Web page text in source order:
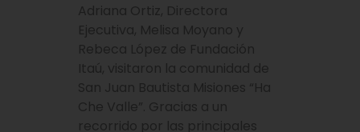
Adriana Ortiz, Directora
Ejecutiva, Melisa Moyano y
Rebeca López de Fundación
Itaú, visitaron la comunidad de
San Juan Bautista Misiones “Ha
Che Valle”. Gracias a un
recorrido por las principales